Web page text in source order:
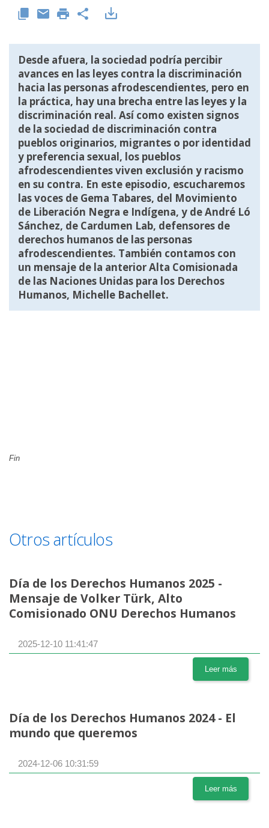
Desde afuera, la sociedad podría percibir
avances en las leyes contra la discriminación
hacia las personas afrodescendientes, pero en
la práctica, hay una brecha entre las leyes y la
discriminación real. Así como existen signos
de la sociedad de discriminación contra
pueblos originarios, migrantes o por identidad
y preferencia sexual, los pueblos
afrodescendientes viven exclusión y racismo
en su contra. En este episodio, escucharemos
las voces de Gema Tabares, del Movimiento
de Liberación Negra e Indígena, y de André Ló
Sánchez, de Cardumen Lab, defensores de
derechos humanos de las personas
afrodescendientes. También contamos con
un mensaje de la anterior Alta Comisionada
de las Naciones Unidas para los Derechos
Humanos, Michelle Bachellet.
Fin
Otros artículos
Día de los Derechos Humanos 2025 -
Mensaje de Volker Türk, Alto
Comisionado ONU Derechos Humanos
2025-12-10 11:41:47
Leer más
Día de los Derechos Humanos 2024 - El
mundo que queremos
2024-12-06 10:31:59
Leer más